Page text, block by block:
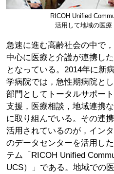
RICOH Unified
活用して地域の医
急速に進む高齢社会の中で
中心に医療と介護が連携し
となっている。2014年に新
学病院では，急性期病院と
部門としてトータルサポー
支援，医療相談，地域連携
に取り組んでいる。その連
活用されているのが，イン
のデータセンターを活用し
テム「RICOH Unified
UCS）」である。地域での